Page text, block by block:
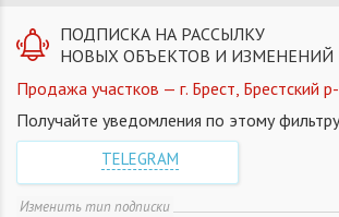
ПОДПИСКА НА РАССЫЛКУ
НОВЫХ ОБЪЕКТОВ И ИЗМЕНЕНИЙ
Продажа участков — г. Брест, Брестский
Получайте уведомления по этому
TELEGRAM
Изменить тип подписки